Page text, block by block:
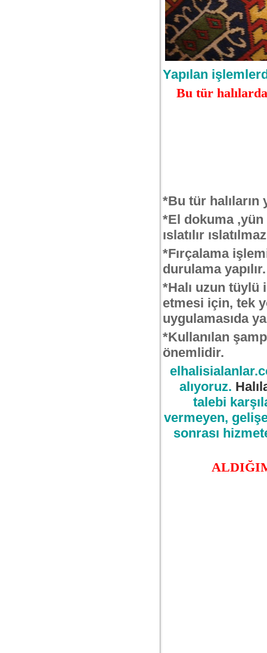
Yapılan
Bu tür
*Bu tür halıların
*El dokuma ,yün
ıslatılır
*Fırçalama
durulama yapılır.
*Halı uzun tüylü
etmesi için, tek
uygulamasıda
*Kullanılan
önemlidir.
alıyoruz.
talebi
vermeyen,
sonrası